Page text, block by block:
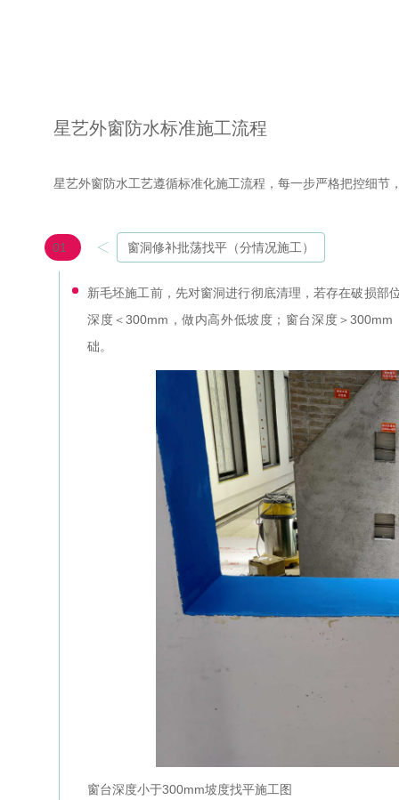
星艺外窗防水标准施工流程
星艺外窗防水工艺遵循标准化施工流程，每一步严格把控细节
01 窗洞修补批荡找平（分情况施工）
新毛坯施工前，先对窗洞进行彻底清理，若存在破损部
深度＜300mm，做内高外低坡度；窗台深度＞
础。
窗台深度小于300mm坡度找平施工图